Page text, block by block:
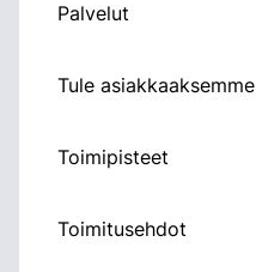
Palvelut
Tule asiakkaaksemme
Toimipisteet
Toimitusehdot